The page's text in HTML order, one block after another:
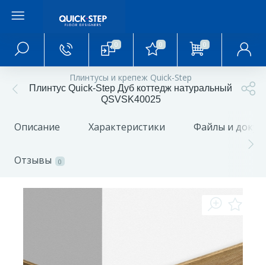
0 0 0
Плинтусы и крепеж Quick-Step
Плинтус Quick-Step Дуб коттедж натуральный
QSVSK40025
Описание Характеристики Файлы и
Отзывы 0
Главное меню
Главная
О магазине
Акции и скидки